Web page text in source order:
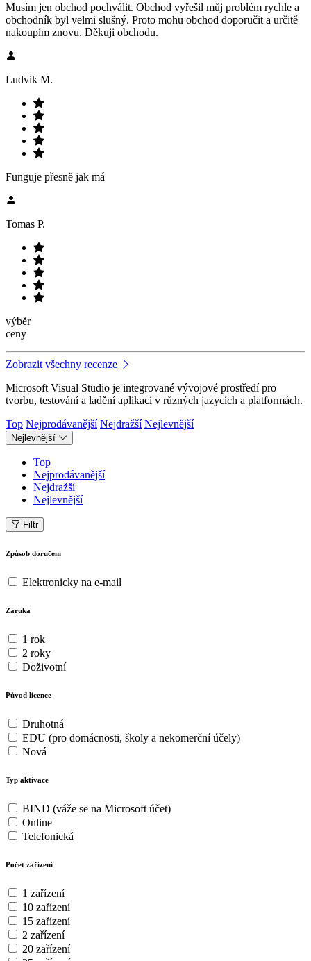
Musím jen obchod pochválit. Obchod vyřešil můj problém rychle a
obchodník byl velmi slušný. Proto mohu obchod doporučit a určitě
nakoupím znovu. Děkuji obchodu.
Ludvik M.
Funguje přesně jak má
Tomas P.
výběr
ceny
Zobrazit všechny recenze
Microsoft Visual Studio je integrované vývojové prostředí pro
tvorbu, testování a ladění aplikací v různých jazycích a platformách.
Top Nejprodávanější Nejdražší Nejlevnější
Nejlevnější
Top
Nejprodávanější
Nejdražší
Nejlevnější
Filtr
Způsob doručení
Elektronicky na e-mail
Záruka
1 rok
2 roky
Doživotní
Původ licence
Druhotná
EDU (pro domácnosti, školy a nekomerční účely)
Nová
Typ aktivace
BIND (váže se na Microsoft účet)
Online
Telefonická
Počet zařízení
1 zařízení
10 zařízení
15 zařízení
2 zařízení
20 zařízení